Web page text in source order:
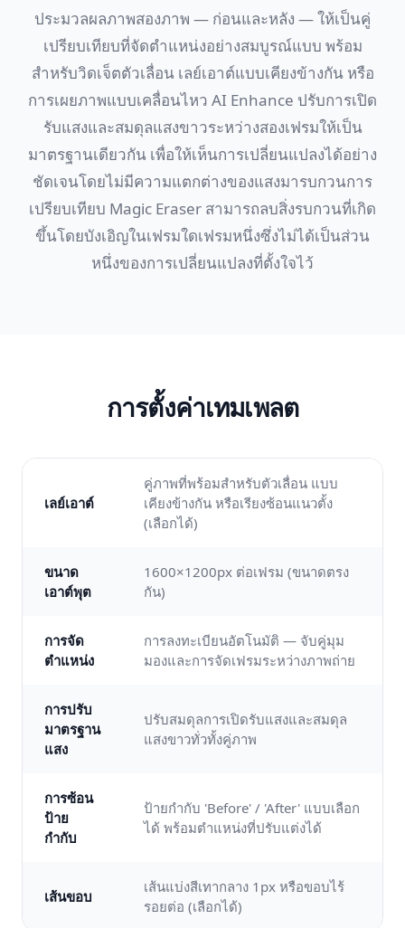
ประมวลผลภาพสองภาพ — ก่อนและหลัง — ให้เป็นคู่
เปรียบเทียบที่จัดตำแหน่งอย่างสมบูรณ์แบบ พร้อม
สำหรับวิดเจ็ตตัวเลื่อน เลย์เอาต์แบบเคียงข้างกัน หรือ
การเผยภาพแบบเคลื่อนไหว AI Enhance ปรับการเปิด
รับแสงและสมดุลแสงขาวระหว่างสองเฟรมให้เป็น
มาตรฐานเดียวกัน เพื่อให้เห็นการเปลี่ยนแปลงได้อย่าง
ชัดเจนโดยไม่มีความแตกต่างของแสงมารบกวนการ
เปรียบเทียบ Magic Eraser สามารถลบสิ่งรบกวนที่เกิด
ขึ้นโดยบังเอิญในเฟรมใดเฟรมหนึ่งซึ่งไม่ได้เป็นส่วน
หนึ่งของการเปลี่ยนแปลงที่ตั้งใจไว้
การตั้งค่าเทมเพลต
เลย์เอาต์
คู่ภาพที่พร้อมสำหรับตัวเลื่อน แบบ
เคียงข้างกัน หรือเรียงซ้อนแนวตั้ง
(เลือกได้)
ขนาด
เอาต์พุต
1600×1200px ต่อเฟรม (ขนาดตรง
กัน)
การจัด
ตำแหน่ง
การลงทะเบียนอัตโนมัติ — จับคู่มุม
มองและการจัดเฟรมระหว่างภาพถ่าย
การปรับ
มาตรฐาน
แสง
ปรับสมดุลการเปิดรับแสงและสมดุล
แสงขาวทั่วทั้งคู่ภาพ
การซ้อน
ป้าย
กำกับ
ป้ายกำกับ 'Before' / 'After' แบบเลือก
ได้ พร้อมตำแหน่งที่ปรับแต่งได้
เส้นขอบ
เส้นแบ่งสีเทากลาง 1px หรือขอบไร้
รอยต่อ (เลือกได้)